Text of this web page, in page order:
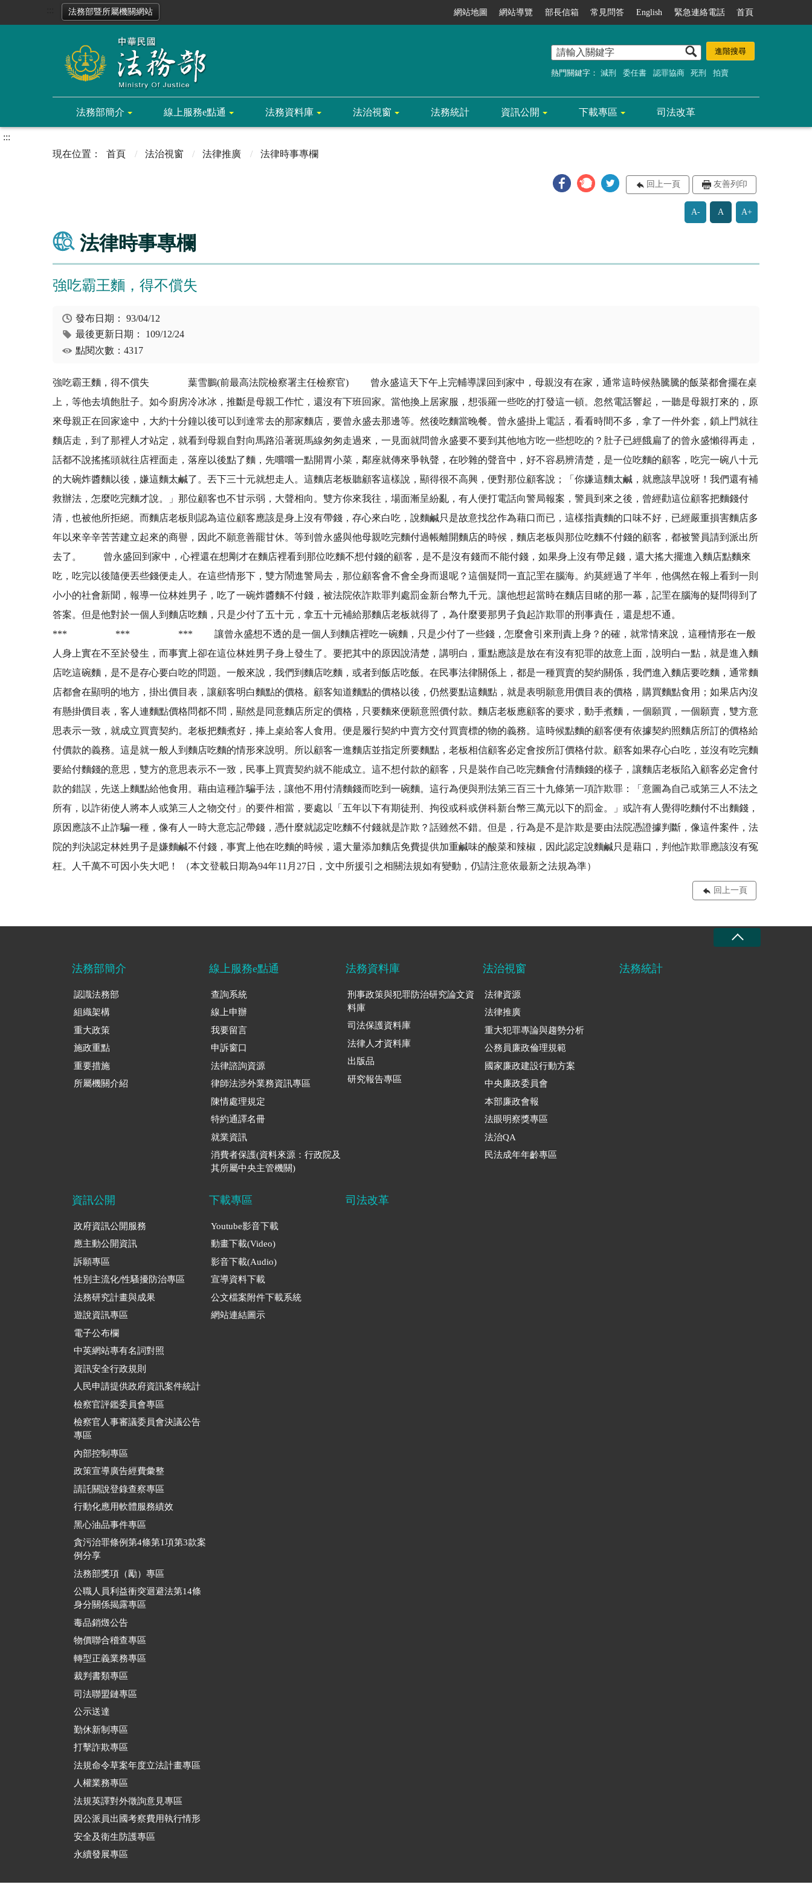
法務部暨所屬機關網站 網站地圖 網站導覽 部長信箱 常見問答 English 緊急連絡電話 首頁
熱門關鍵字： 減刑 委任書 認罪協商 死刑 拍賣
法務部簡介 線上服務e點通 法務資料庫 法治視窗 法務統計 資訊公開 下載專區 司法改革
:::
首頁
法治視窗 法律推廣 法律時事專欄
回上一頁 友善列印
A- A A+
法律時事專欄
強吃霸王麵，得不償失
發布日期：93/04/12
最後更新日期： 109/12/24
點閱次數：4317
強吃霸王麵，得不償失 葉雪鵬(前最高法院檢察署主任檢察官) 曾永盛這天下午上完輔導課回到家中，母親沒有在家，通常這時候熱騰騰的飯菜都會擺在桌
上，等他去填飽肚子。如今廚房冷冰冰，推斷是母親工作忙，還沒有下班回家。當他換上居家服，想張羅一些吃的打發這一頓。忽然電話響起，一聽是母親打來的，原
來母親正在回家途中，大約十分鐘以後可以到達常去的那家麵店，要曾永盛去那邊等。然後吃麵當晚餐。曾永盛掛上電話，看看時間不多，拿了一件外套，鎖上門就往
麵店走，到了那裡人才站定，就看到母親自對向馬路沿著斑馬線匆匆走過來，一見面就問曾永盛要不要到其他地方吃一些想吃的？肚子已經餓扁了的曾永盛懶得再走，
話都不說搖搖頭就往店裡面走，落座以後點了麵，先嚐嚐一點開胃小菜，鄰座就傳來爭執聲，在吵雜的聲音中，好不容易辨清楚，是一位吃麵的顧客，吃完一碗八十元
的大碗炸醬麵以後，嫌這麵太鹹了。丟下三十元就想走人。這麵店老板聽顧客這樣說，顯得很不高興，便對那位顧客說；「你嫌這麵太鹹，就應該早說呀！我們還有補
救辦法，怎麼吃完麵才說。」那位顧客也不甘示弱，大聲相向。雙方你來我往，場面漸呈紛亂，有人便打電話向警局報案，警員到來之後，曾經勸這位顧客把麵錢付
清，也被他所拒絕。而麵店老板則認為這位顧客應該是身上沒有帶錢，存心來白吃，說麵鹹只是故意找岔作為藉口而已，這樣指責麵的口味不好，已經嚴重損害麵店多
年以來辛辛苦苦建立起來的商譽，因此不願意善罷甘休。等到曾永盛與他母親吃完麵付過帳離開麵店的時候，麵店老板與那位吃麵不付錢的顧客，都被警員請到派出所
去了。 曾永盛回到家中，心裡還在想剛才在麵店裡看到那位吃麵不想付錢的顧客，是不是沒有錢而不能付錢，如果身上沒有帶足錢，還大搖大擺進入麵店點麵來
吃，吃完以後隨便丟些錢便走人。在這些情形下，雙方鬧進警局去，那位顧客會不會全身而退呢？這個疑問一直記罜在腦海。約莫經過了半年，他偶然在報上看到一則
小小的社會新聞，報導一位林姓男子，吃了一碗炸醬麵不付錢，被法院依詐欺罪判處罰金新台幣九千元。讓他想起當時在麵店目睹的那一幕，記罜在腦海的疑問得到了
答案。但是他對於一個人到麵店吃麵，只是少付了五十元，拿五十元補給那麵店老板就得了，為什麼要那男子負起詐欺罪的刑事責任，還是想不通。
*** *** *** 讓曾永盛想不透的是一個人到麵店裡吃一碗麵，只是少付了一些錢，怎麼會引來刑責上身？的確，就常情來說，這種情形在一般
人身上實在不至於發生，而事實上卻在這位林姓男子身上發生了。要把其中的原因說清楚，講明白，重點應該是放在有沒有犯罪的故意上面，說明白一點，就是進入麵
店吃這碗麵，是不是存心要白吃的問題。一般來說，我們到麵店吃麵，或者到飯店吃飯。在民事法律關係上，都是一種買賣的契約關係，我們進入麵店要吃麵，通常麵
店都會在顯明的地方，掛出價目表，讓顧客明白麵點的價格。顧客知道麵點的價格以後，仍然要點這麵點，就是表明願意用價目表的價格，購買麵點食用；如果店內沒
有懸掛價目表，客人連麵點價格問都不問，顯然是同意麵店所定的價格，只要麵來便願意照價付款。麵店老板應顧客的要求，動手煮麵，一個願買，一個願賣，雙方意
思表示一致，就成立買賣契約。老板把麵煮好，捧上桌給客人食用。便是履行契約中賣方交付買賣標的物的義務。這時候點麵的顧客便有依據契約照麵店所訂的價格給
付價款的義務。這是就一般人到麵店吃麵的情形來說明。所以顧客一進麵店並指定所要麵點，老板相信顧客必定會按所訂價格付款。顧客如果存心白吃，並沒有吃完麵
要給付麵錢的意思，雙方的意思表示不一致，民事上買賣契約就不能成立。這不想付款的顧客，只是裝作自己吃完麵會付清麵錢的樣子，讓麵店老板陷入顧客必定會付
款的錯誤，先送上麵點給他食用。藉由這種詐騙手法，讓他不用付清麵錢而吃到一碗麵。這行為便與刑法第三百三十九條第一項詐欺罪：「意圖為自己或第三人不法之
所有，以詐術使人將本人或第三人之物交付」的要件相當，要處以「五年以下有期徒刑、拘役或科或併科新台幣三萬元以下的罰金。」或許有人覺得吃麵付不出麵錢，
原因應該不止詐騙一種，像有人一時大意忘記帶錢，憑什麼就認定吃麵不付錢就是詐欺？話雖然不錯。但是，行為是不是詐欺是要由法院憑證據判斷，像這件案件，法
院的判決認定林姓男子是嫌麵鹹不付錢，事實上他在吃麵的時候，還大量添加麵店免費提供加重鹹味的酸菜和辣椒，因此認定說麵鹹只是藉口，判他詐欺罪應該沒有冤
枉。人千萬不可因小失大吧！ （本文登載日期為94年11月27日，文中所援引之相關法規如有變動，仍請注意依最新之法規為準）
回上一頁
法務部簡介
認識法務部
組織架構
重大政策
施政重點
重要措施
所屬機關介紹
線上服務e點通
查詢系統
線上申辦
我要留言
申訴窗口
法律諮詢資源
律師法涉外業務資訊專區
陳情處理規定
特約通譯名冊
就業資訊
消費者保護(資料來源：行政院及
其所屬中央主管機關)
法務資料庫
刑事政策與犯罪防治研究論文資
料庫
司法保護資料庫
法律人才資料庫
出版品
研究報告專區
法治視窗
法律資源
法律推廣
重大犯罪專論與趨勢分析
公務員廉政倫理規範
國家廉政建設行動方案
中央廉政委員會
本部廉政會報
法眼明察獎專區
法治QA
民法成年年齡專區
法務統計
資訊公開
政府資訊公開服務
應主動公開資訊
訴願專區
性別主流化/性騷擾防治專區
法務研究計畫與成果
遊說資訊專區
電子公布欄
中英網站專有名詞對照
資訊安全行政規則
人民申請提供政府資訊案件統計
檢察官評鑑委員會專區
檢察官人事審議委員會決議公告
專區
內部控制專區
政策宣導廣告經費彙整
請託關說登錄查察專區
行動化應用軟體服務績效
黑心油品事件專區
貪污治罪條例第4條第1項第3款案
例分享
法務部獎項（勵）專區
公職人員利益衝突迴避法第14條
身分關係揭露專區
毒品銷燬公告
物價聯合稽查專區
轉型正義業務專區
裁判書類專區
司法聯盟鏈專區
公示送達
勤休新制專區
打擊詐欺專區
法規命令草案年度立法計畫專區
人權業務專區
法規英譯對外徵詢意見專區
因公派員出國考察費用執行情形
安全及衛生防護專區
永續發展專區
下載專區
Youtube影音下載
動畫下載(Video)
影音下載(Audio)
宣導資料下載
公文檔案附件下載系統
網站連結圖示
司法改革